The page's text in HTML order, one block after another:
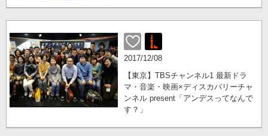
2017/12/08
【東京】TBSチャンネル1 最新ドラ
マ・音楽・映画×ディスカバリーチャ
ンネル present「アンデスってなんで
す？」